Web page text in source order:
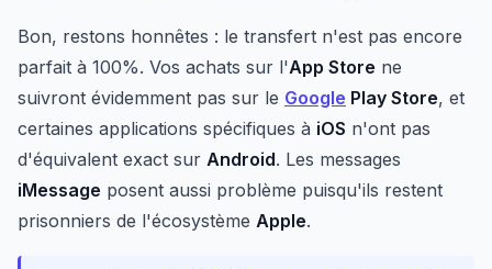
Bon, restons honnêtes : le transfert n'est pas encore
parfait à 100%. Vos achats sur l'App Store ne
suivront évidemment pas sur le Google Play Store, et
certaines applications spécifiques à iOS n'ont pas
d'équivalent exact sur Android. Les messages
iMessage posent aussi problème puisqu'ils restent
prisonniers de l'écosystème Apple.